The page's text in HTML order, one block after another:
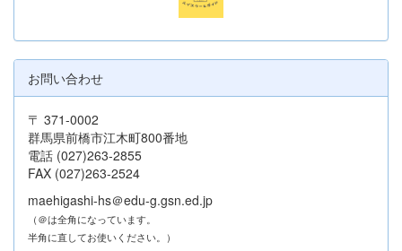
お問い合わせ
〒 371-0002
群馬県前橋市江木町800番地
電話 (027)263-2855
FAX (027)263-2524
maehigashi-hs＠edu-g.gsn.ed.jp
（＠は全角になっています。
半角に直してお使いください。）